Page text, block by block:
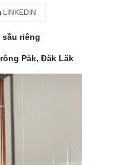
LINKEDIN
riêng
Păk, Đăk Lăk